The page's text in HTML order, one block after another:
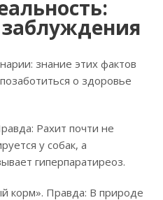
знание этих фактов
о здоровье
Рахит почти не
у собак, а
гиперпаратиреоз.
корм». Правда: В природе